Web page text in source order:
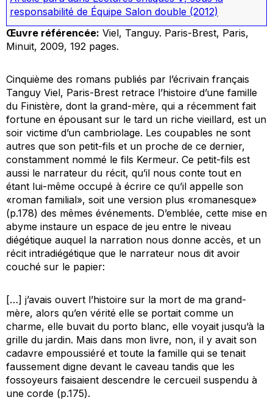
responsabilité de Équipe Salon double (2012)
Œuvre référencée: Viel, Tanguy. Paris-Brest, Paris,
Minuit, 2009, 192 pages.
Cinquième des romans publiés par l’écrivain français
Tanguy Viel, Paris-Brest retrace l’histoire d’une famille
du Finistère, dont la grand-mère, qui a récemment fait
fortune en épousant sur le tard un riche vieillard, est un
soir victime d’un cambriolage. Les coupables ne sont
autres que son petit-fils et un proche de ce dernier,
constamment nommé le fils Kermeur. Ce petit-fils est
aussi le narrateur du récit, qu’il nous conte tout en
étant lui-même occupé à écrire ce qu’il appelle son
«roman familial», soit une version plus «romanesque»
(p.178) des mêmes événements. D’emblée, cette mise en
abyme instaure un espace de jeu entre le niveau
diégétique auquel la narration nous donne accès, et un
récit intradiégétique que le narrateur nous dit avoir
couché sur le papier:
[…] j’avais ouvert l’histoire sur la mort de ma grand-
mère, alors qu’en vérité elle se portait comme un
charme, elle buvait du porto blanc, elle voyait jusqu’à la
grille du jardin. Mais dans mon livre, non, il y avait son
cadavre empoussiéré et toute la famille qui se tenait
faussement digne devant le caveau tandis que les
fossoyeurs faisaient descendre le cercueil suspendu à
une corde (p.175).